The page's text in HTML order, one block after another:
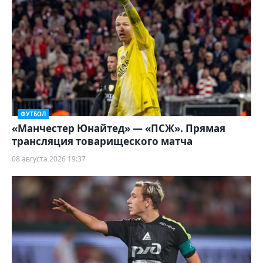
ФУТБОЛ
«Манчестер Юнайтед» — «ПСЖ». Прямая
трансляция товарищеского матча
08 августа 2026 19:37